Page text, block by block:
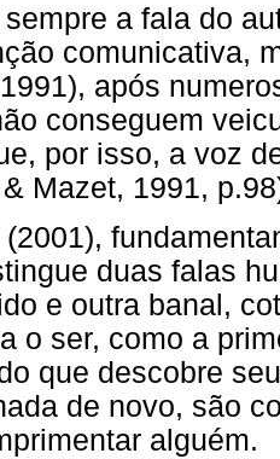
a fala do
comunicativa,
após
conseguem
por isso, a voz
Mazet, 1991,
duas falas
e outra banal,
o ser, como a
que descobre
de novo, são
alguém.